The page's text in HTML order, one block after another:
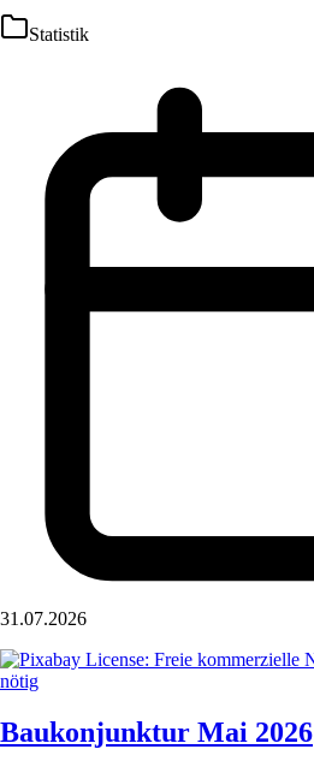
Statistik
31.07.2026
Baukonjunktur Mai 2026